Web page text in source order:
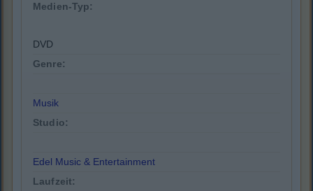
Medien-Typ:
DVD
Genre:
Musik
Studio:
Edel Music & Entertainment
Laufzeit: